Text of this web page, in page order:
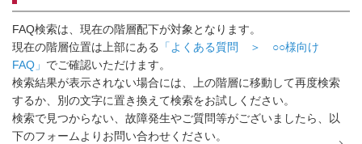
FAQ検索は、現在の階層配下が対象となります。
現在の階層位置は上部にある
「よくある質問 ＞ ○○様向け
FAQ」 でご確認いただけます。
検索結果が表示されない場合には、上の階層に移動して再度検索
するか、別の文字に置き換えて検索をお試しください。
検索で見つからない、故障発生やご質問等がございましたら、以
下のフォームよりお問い合わせください。